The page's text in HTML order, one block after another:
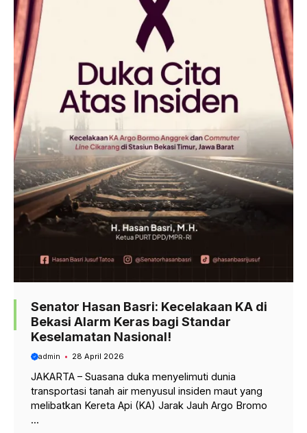
Senator Hasan Basri: Kecelakaan KA di
Bekasi Alarm Keras bagi Standar
Keselamatan Nasional!
admin 28 April 2026
JAKARTA – Suasana duka menyelimuti dunia
transportasi tanah air menyusul insiden maut yang
melibatkan Kereta Api (KA) Jarak Jauh Argo Bromo
...